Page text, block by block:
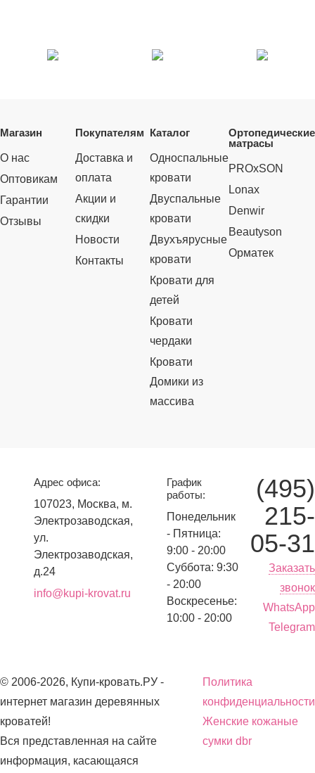
Магазин
О нас
Оптовикам
Гарантии
Отзывы
Покупателям
Доставка и
оплата
Акции и
скидки
Новости
Контакты
Каталог
Односпальные
кровати
Двуспальные
кровати
Двухъярусные
кровати
Кровати для
детей
Кровати
чердаки
Кровати
Домики из
массива
Ортопедические
матрасы
PROxSON
Lonax
Denwir
Beautyson
Орматек
Адрес офиса:
107023, Москва, м.
Электрозаводская,
ул.
Электрозаводская,
д.24
info@kupi-krovat.ru
График
работы:
Понедельник
- Пятница:
9:00 - 20:00
Суббота: 9:30
- 20:00
Воскресенье:
10:00 - 20:00
(495)
215-
05-31
Заказать
звонок
WhatsApp
Telegram
© 2006-2026, Купи-кровать.РУ -
интернет магазин деревянных
кроватей!
Вся представленная на сайте
информация, касающаяся
Политика
конфиденциальности
Женские кожаные
сумки dbr